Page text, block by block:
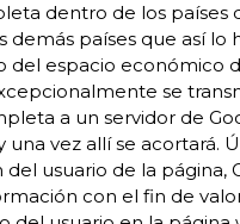
dentro de los países
demás países que así lo
del espacio económico
se
a un servidor de
una vez allí se acortará.
usuario de la página,
con el fin de